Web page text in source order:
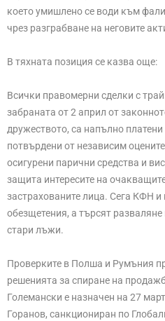
което умишлено се води към
чрез разграбване на неговите
В тяхната позиция се казва още:
Всички правомерни сделки с
забраната от 2 април от
дружеството, са напълно
потвърдени от независим
осигурени парични средства и
защита интересите на
застрахованите лица. Сега КФН и
обезщетения, а търсят
стари лъжи.
Проверките в Полша и Румъния
решенията за спиране на
Големански е назначен на 27
Горанов, санкциониран по